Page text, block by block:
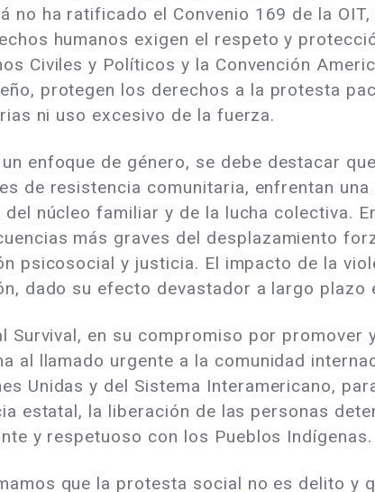
no ha ratificado el Convenio 169 de la
humanos exigen el respeto y
Civiles y Políticos y la Convención
protegen los derechos a la protesta
ni uso excesivo de la fuerza.
un enfoque de género, se debe destacar
de resistencia comunitaria, enfrentan
del núcleo familiar y de la lucha colectiva.
más graves del desplazamiento
psicosocial y justicia. El impacto de la
dado su efecto devastador a largo
Survival, en su compromiso por
al llamado urgente a la comunidad
Unidas y del Sistema Interamericano,
estatal, la liberación de las personas
y respetuoso con los Pueblos Indígenas.
que la protesta social no es delito y